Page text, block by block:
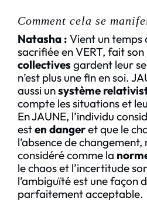
Comment cela se
Natasha : Vient un temps
sacrifiée en VERT, fait
collectivesgardent leur
n’est plus une fin en soi.
aussi unsystème
compte les situations et
En JAUNE, l’individu
esten dangeret que le
l’absence de
considéré comme la
le chaos et l’incertitude
l’ambiguïté est une façon
parfaitement acceptable.